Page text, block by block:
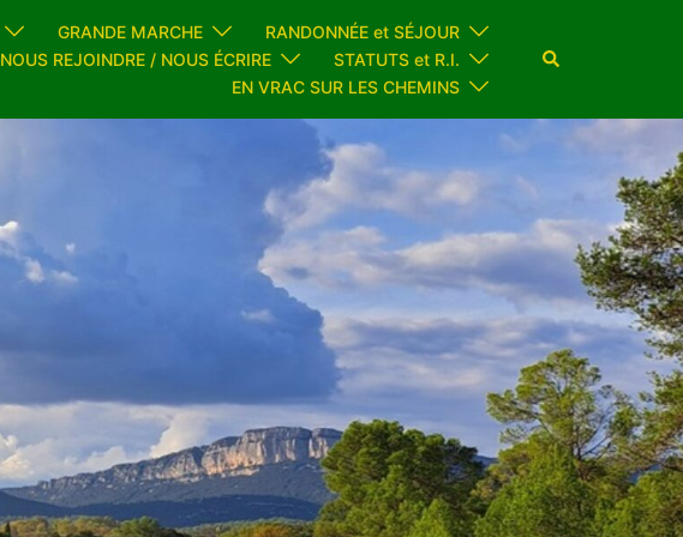
GRANDE MARCHE
RANDONNÉE et SÉJOUR
NOUS REJOINDRE / NOUS ÉCRIRE
STATUTS et R.I.
EN VRAC SUR LES CHEMINS
Rechercher